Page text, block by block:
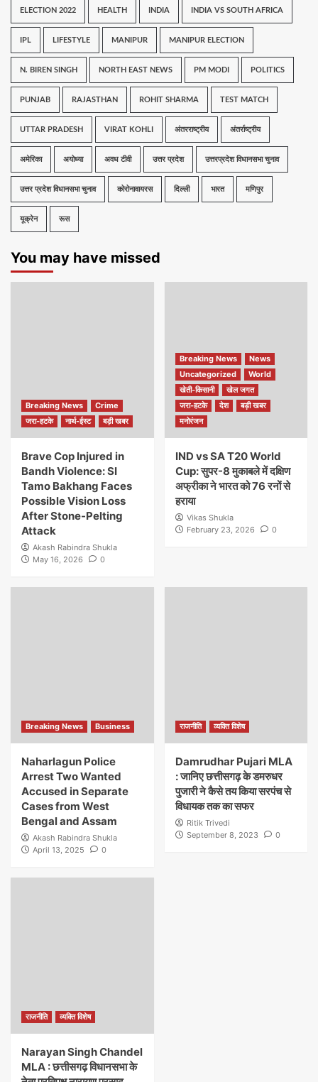
ELECTION 2022 HEALTH INDIA INDIA VS SOUTH AFRICA
IPL LIFESTYLE MANIPUR MANIPUR ELECTION
N. BIREN SINGH NORTH EAST NEWS PM MODI POLITICS
PUNJAB RAJASTHAN ROHIT SHARMA TEST MATCH
UTTAR PRADESH VIRAT KOHLI अंतरराष्ट्रीय अंतर्राष्ट्रीय
अमेरिका अयोध्या अवध टीवी उत्तर प्रदेश उत्तरप्रदेश विधानसभा चुनाव
उत्तर प्रदेश विधानसभा चुनाव कोरोनावायरस दिल्ली भारत मणिपुर
यूक्रेन रूस
You may have missed
Breaking News
Crime
जरा-हटके
नार्थ-ईस्ट बड़ी खबर
Brave Cop Injured in
Bandh Violence: SI
Tamo Bakhang Faces
Possible Vision Loss
After Stone-Pelting
Attack
Akash Rabindra Shukla
May 16, 2026
0
Breaking News
News
Uncategorized
World
खेती-किसानी
खेल जगत
जरा-हटके
देश
बड़ी खबर
मनोरंजन
IND vs SA T20 World
Cup: सुपर-8 मुकाबले में दक्षिण
अफ्रीका ने भारत को 76 रनों से
हराया
Vikas Shukla
February 23, 2026
0
Breaking News Business
Naharlagun Police
Arrest Two Wanted
Accused in Separate
Cases from West
Bengal and Assam
Akash Rabindra Shukla
April 13, 2025
0
राजनीति व्यक्ति विशेष
Damrudhar Pujari MLA
: जानिए छत्तीसगढ़ के डमरुधर
पुजारी ने कैसे तय किया सरपंच से
विधायक तक का सफर
Ritik Trivedi
September 8, 2023
0
राजनीति व्यक्ति विशेष
Narayan Singh Chandel
MLA : छत्तीसगढ़ विधानसभा के